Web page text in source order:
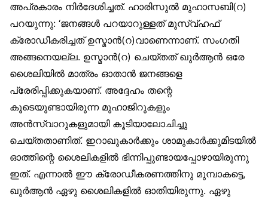
അപ്രകാരം നിർദേശിച്ചത്. ഹാരിസുൽ മുഹാസബി(റ)
പറയുന്നു: ‘ജനങ്ങൾ പറയാറുള്ളത് മുസ്വ്ഹഫ്
ക്രോഡീകരിച്ചത് ഉസ്മാൻ(റ)വാണെന്നാണ്. സംഗതി
അങ്ങനെയല്ല. ഉസ്മാൻ(റ) ചെയ്തത് ഖുർആൻ ഒരേ
ശൈലിയിൽ മാത്രം ഓതാൻ ജനങ്ങളെ
പ്രേരിപ്പിക്കുകയാണ്. അദ്ദേഹം തന്റെ
കൂടെയുണ്ടായിരുന്ന മുഹാജിറുകളും
അൻസ്വാറുകളുമായി കൂടിയാലോചിച്ചു
ചെയ്തതാണിത്. ഇറാഖുകാർക്കും ശാമുകാർക്കുമിടയിൽ
ഓത്തിന്റെ ശൈലികളിൽ ഭിന്നിപ്പുണ്ടായപ്പോഴായിരുന്നു
ഇത്. എന്നാൽ ഈ ക്രോഡീകരണത്തിനു മുമ്പാകട്ടെ,
ഖുർആൻ ഏഴു ശൈലികളിൽ ഓതിയിരുന്നു. ഏഴു